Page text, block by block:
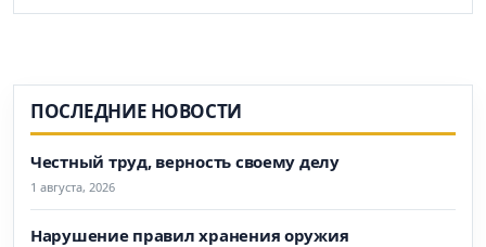
ПОСЛЕДНИЕ НОВОСТИ
Честный труд, верность своему делу
1 августа, 2026
Нарушение правил хранения оружия